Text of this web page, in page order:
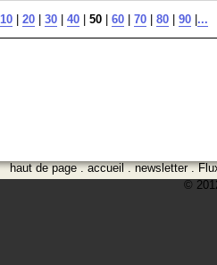
10 | 20 | 30 | 40 | 50 | 60 | 70 | 80 | 90 |...
haut de page.accueil.newsletter.
©